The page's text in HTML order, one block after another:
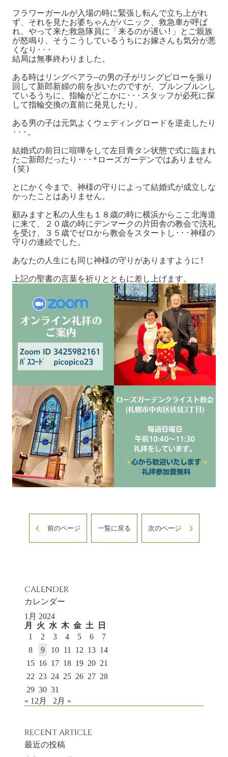
フラワーガールが入場の時に緊張し転んで立ち上がれ
ず、それを見たお婆ちゃんがパニック、救急車が呼ば
れ、やって来た救急隊員に「来るのが遅い!」とご親族
が怒鳴り、そうこうしているうちにお嫁さんも気分が悪
くなり···
結局は無事終わりました。
ある時はリングベアラ―の男の子がリングピローを振り
回して新郎新婦の前を歩いたのですが、ブルンブルンし
ているうちに、指輪がどこかに···スタッフが必死に探
して指輪交換の直前に発見したり。
ある男の子は元気よくウェディングロードを逆走したり
···。
結婚式の前日に喧嘩をして左目青タン状態で式に臨まれ
たご新郎だったり···*ローズガーデンではありません
(笑)
とにかく今まで、神様の守りによって結婚式が成立しな
かったことはありません。
顧みますと私の人生も１８歳の時に横浜からここ北海道
に来て、２０歳の時にデンマークの片田舎の教会で洗礼
を受け、３５歳でゼロから教会をスタートし···神様の
守りの連続でした。
あなたの人生にも同じ神様の守りがありますように!
上記の聖書の言葉を祈りとともに差し上げます。
前のページ 一覧に戻る 次のページ
CALENDER
カレンダー
1月 2024
月
火 水 木 金 土
日
1
2 3 4 5 6
7
8
9 10 11 12 13 14
15 16 17 18 19 20 21
22 23 24 25 26 27 28
29 30 31
« 12月
2月 »
RECENT ARTICLE
最近の投稿